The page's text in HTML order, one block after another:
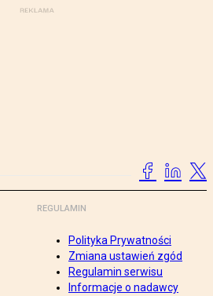
REGULAMIN
Polityka Prywatności
Zmiana ustawień zgód
Regulamin serwisu
Informacje o nadawcy